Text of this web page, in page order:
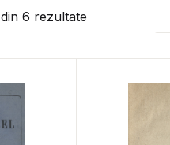
din 6 rezultate